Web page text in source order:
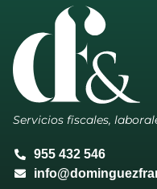
Servicios fiscales,
955 432 546